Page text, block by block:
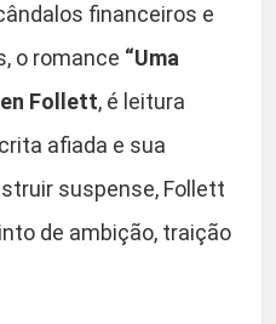
financeiros e
o romance “Uma
Follett, é leitura
afiada e sua
suspense, Follett
de ambição, traição